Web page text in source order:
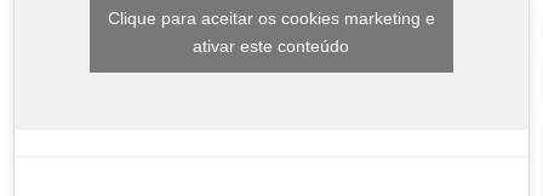
Clique para aceitar os cookies marketing e
ativar este conteúdo